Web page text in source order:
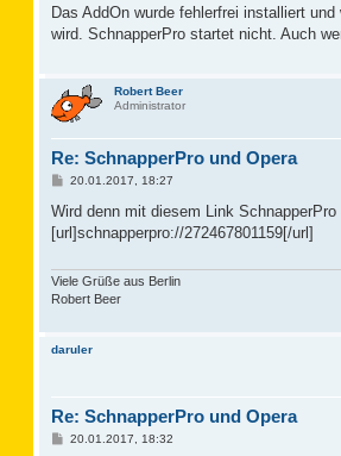
i
r
Das AddOn wurde fehlerfrei installiert
wird. SchnapperPro startet nicht. Auch
Robert Beer
Administrator
Re: SchnapperPro und Opera
B
i
r
20.01.2017, 18:27
Wird denn mit diesem Link SchnapperPro
[url]schnapperpro://272467801159[/url]
Viele Grüße aus Berlin
Robert Beer
daruler
Re: SchnapperPro und Opera
B20.01.2017, 18:32